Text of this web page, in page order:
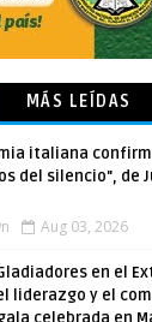
MÁS LEÍDAS
italiana
del silencio", de
Aug 03, 2026
en el
liderazgo y el